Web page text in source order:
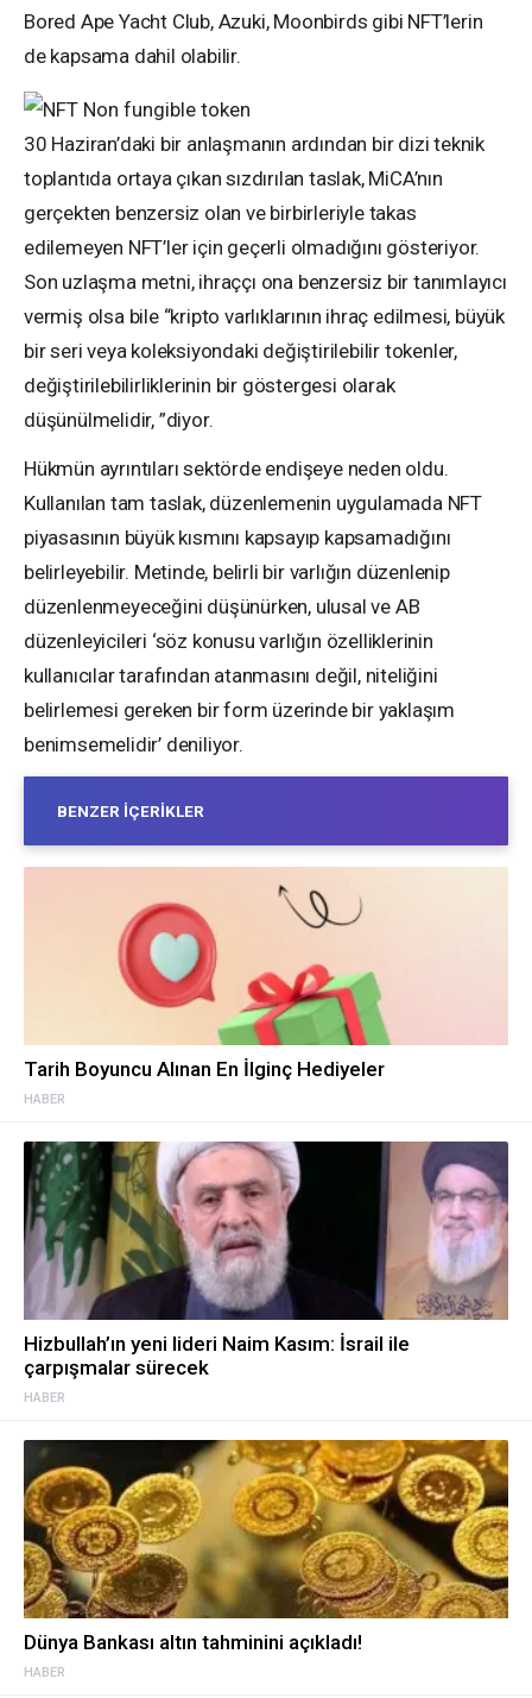
Bored Ape Yacht Club, Azuki, Moonbirds gibi NFT’lerin
de kapsama dahil olabilir.
30 Haziran’daki bir anlaşmanın ardından bir dizi teknik
toplantıda ortaya çıkan sızdırılan taslak, MiCA’nın
gerçekten benzersiz olan ve birbirleriyle takas
edilemeyen NFT’ler için geçerli olmadığını gösteriyor.
Son uzlaşma metni, ihraççı ona benzersiz bir tanımlayıcı
vermiş olsa bile “kripto varlıklarının ihraç edilmesi, büyük
bir seri veya koleksiyondaki değiştirilebilir tokenler,
değiştirilebilirliklerinin bir göstergesi olarak
düşünülmelidir, ”diyor.
Hükmün ayrıntıları sektörde endişeye neden oldu.
Kullanılan tam taslak, düzenlemenin uygulamada NFT
piyasasının büyük kısmını kapsayıp kapsamadığını
belirleyebilir. Metinde, belirli bir varlığın düzenlenip
düzenlenmeyeceğini düşünürken, ulusal ve AB
düzenleyicileri ‘söz konusu varlığın özelliklerinin
kullanıcılar tarafından atanmasını değil, niteliğini
belirlemesi gereken bir form üzerinde bir yaklaşım
benimsemelidir’ deniliyor.
BENZER İÇERIKLER
HABER
Tarih Boyuncu Alınan En İlginç Hediyeler
HABER
Hizbullah’ın yeni lideri Naim Kasım: İsrail ile
çarpışmalar sürecek
HABER
Dünya Bankası altın tahminini açıkladı!